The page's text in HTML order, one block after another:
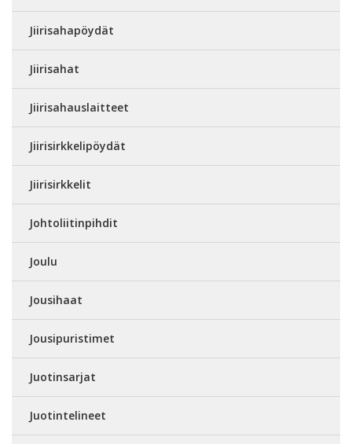
Jiirisahapöydät
Jiirisahat
Jiirisahauslaitteet
Jiirisirkkelipöydät
Jiirisirkkelit
Johtoliitinpihdit
Joulu
Jousihaat
Jousipuristimet
Juotinsarjat
Juotintelineet